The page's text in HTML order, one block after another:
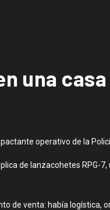
una
operativo de la
de lanzacohetes RPG-
de venta: había logística,